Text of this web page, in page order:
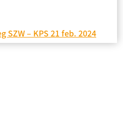
– KPS 21 feb. 2024